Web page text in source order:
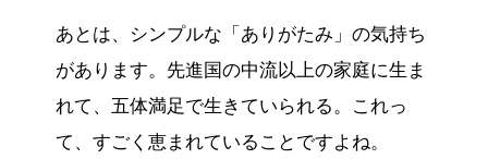
あとは、シンプルな「ありがたみ」の気持ち
があります。先進国の中流以上の家庭に生ま
れて、五体満足で生きていられる。これっ
て、すごく恵まれていることですよね。